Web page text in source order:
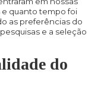
e quanto tempo foi
as preferências do
e a seleção
do